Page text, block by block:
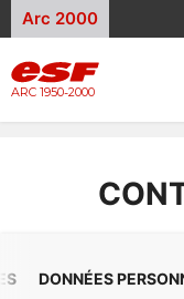
Arc 2000
ARC 1950-2000
DONNÉES